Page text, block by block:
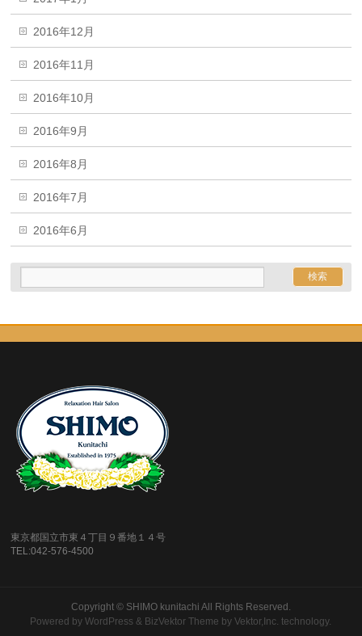
2016年12月
2016年11月
2016年10月
2016年9月
2016年8月
2016年7月
2016年6月
東京都国立市東４丁目９番地１４号
TEL:042-576-4500
Copyright © SHIMO kunitachi All Rights Reserved.
Powered byWordPress & BizVektor Theme byVektor,Inc. technology.